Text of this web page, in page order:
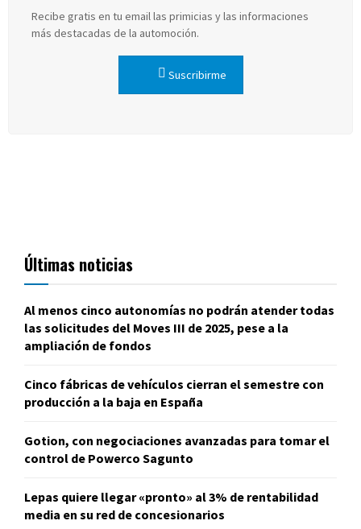
Recibe gratis en tu email las primicias y las informaciones
más destacadas de la automoción.
Suscribirme
Últimas noticias
Al menos cinco autonomías no podrán atender todas
las solicitudes del Moves III de 2025, pese a la
ampliación de fondos
Cinco fábricas de vehículos cierran el semestre con
producción a la baja en España
Gotion, con negociaciones avanzadas para tomar el
control de Powerco Sagunto
Lepas quiere llegar «pronto» al 3% de rentabilidad
media en su red de concesionarios